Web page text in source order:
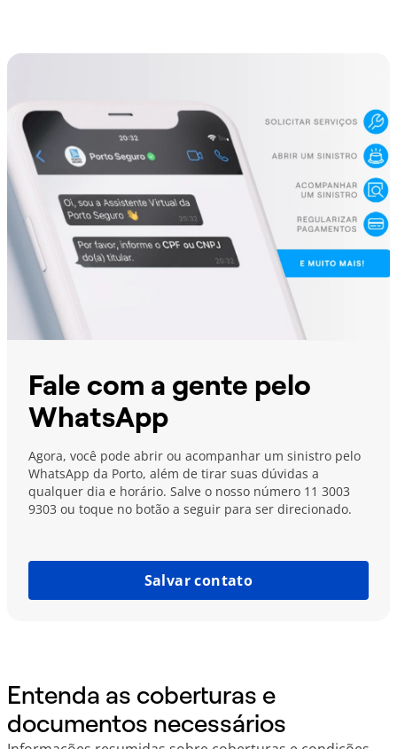
Fale com a gente pelo
WhatsApp
Agora, você pode abrir ou acompanhar um sinistro pelo
WhatsApp da Porto, além de tirar suas dúvidas a
qualquer dia e horário. Salve o nosso número 11 3003
9303 ou toque no botão a seguir para ser direcionado.
Salvar contato
Entenda as coberturas e
documentos necessários